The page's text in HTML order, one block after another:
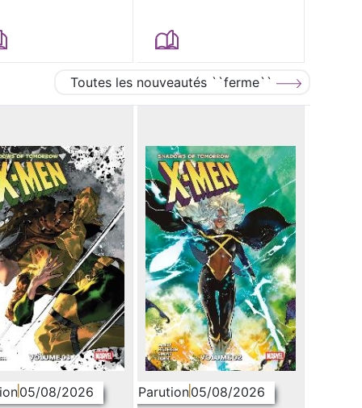
Toutes les nouveautés ``ferme``
05/08/2026 Parution05/08/2026